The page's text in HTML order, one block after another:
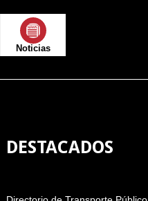
Noticias
DESTACADOS